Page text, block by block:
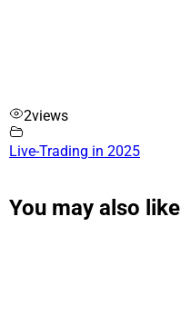
2views
Live-Trading in 2025
You may also like